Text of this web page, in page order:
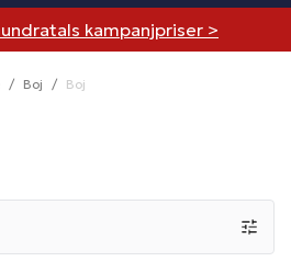
kampanjpriser >
Boj Boj